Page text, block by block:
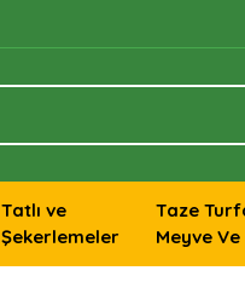
Tatlı ve
Şekerlemeler
Taze
Meyve Ve